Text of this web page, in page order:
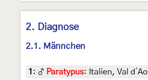
2. Diagnose
2.1. Männchen
1 : ♂ Paratypus: Italien, Val